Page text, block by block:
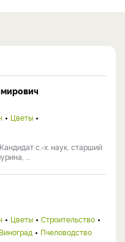
Цветы
с.-х. наук, старший
...
Цветы
Строительство
Виноград
Пчеловодство